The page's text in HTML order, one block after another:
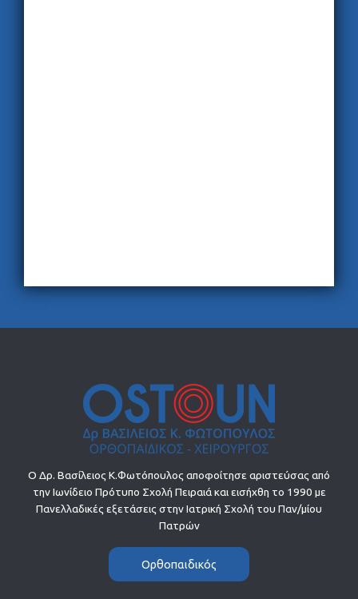
Ο Δρ. Βασίλειος Κ.Φωτόπουλος αποφοίτησε αριστεύσας από
την Ιωνίδειο Πρότυπο Σχολή Πειραιά και εισήχθη το 1990 με
Πανελλαδικές εξετάσεις στην Ιατρική Σχολή του Παν/μίου
Πατρών
Ορθοπαιδικός